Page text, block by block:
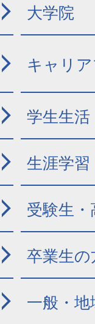
大学院
キャリ
学生生活
生涯学習
受験生
卒業生の
一般・地